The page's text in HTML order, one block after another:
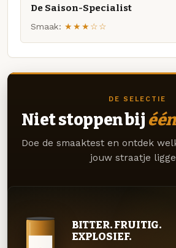
De Saison-Specialist
Smaak: ★★★☆☆
DE SELECTIE
Niet stoppen bij één
Doe de smaaktest en ontdek
jouw straatje
BITTER. FRUITIG.
EXPLOSIEF.